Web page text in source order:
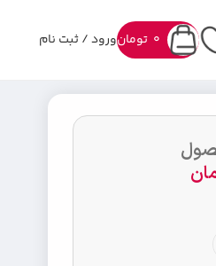
0 تومانورود / ثبت نام